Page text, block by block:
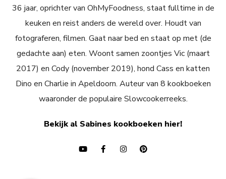
36 jaar, oprichter van OhMyFoodness, staat fulltime in de
keuken en reist anders de wereld over. Houdt van
fotograferen, filmen. Gaat naar bed en staat op met (de
gedachte aan) eten. Woont samen zoontjes Vic (maart
2017) en Cody (november 2019), hond Cass en katten
Dino en Charlie in Apeldoorn. Auteur van 8 kookboeken
waaronder de populaire Slowcookerreeks.
Bekijk al Sabines kookboeken hier!